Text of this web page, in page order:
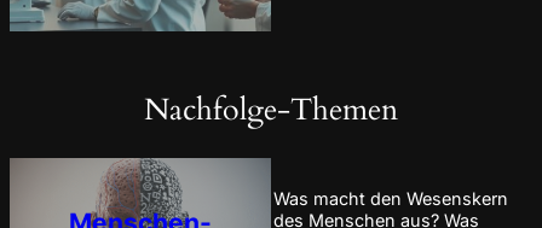
Nachfolge-Themen
Was macht den Wesenskern
des Menschen aus? Was